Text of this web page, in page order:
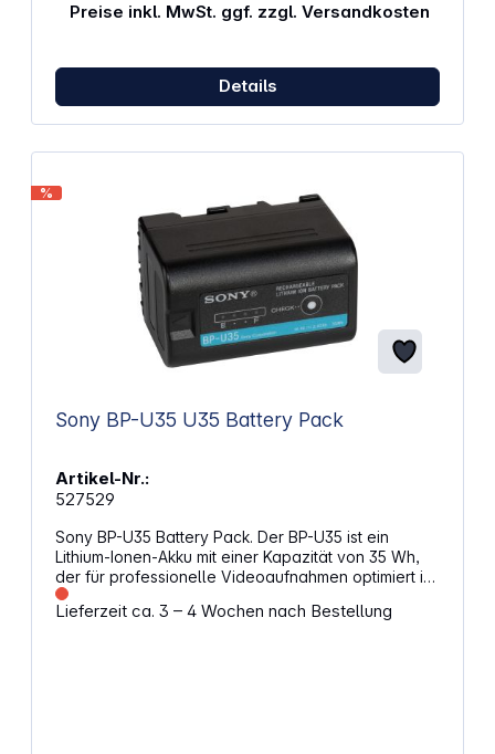
Preise inkl. MwSt. ggf. zzgl. Versandkosten
Details
%
Sony BP-U35 U35 Battery Pack
Artikel-Nr.:
527529
Sony BP-U35 Battery Pack. Der BP-U35 ist ein
Lithium-Ionen-Akku mit einer Kapazität von 35 Wh,
der für professionelle Videoaufnahmen optimiert ist.
Durch seine kompakte Größe und das geringe
Gewicht ist der BP-U35 ideal für Anwendungen, bei
Lieferzeit ca. 3 – 4 Wochen nach Bestellung